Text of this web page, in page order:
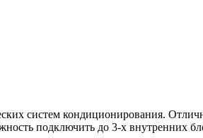
систем кондиционирования.
подключить до 3-х внутренних